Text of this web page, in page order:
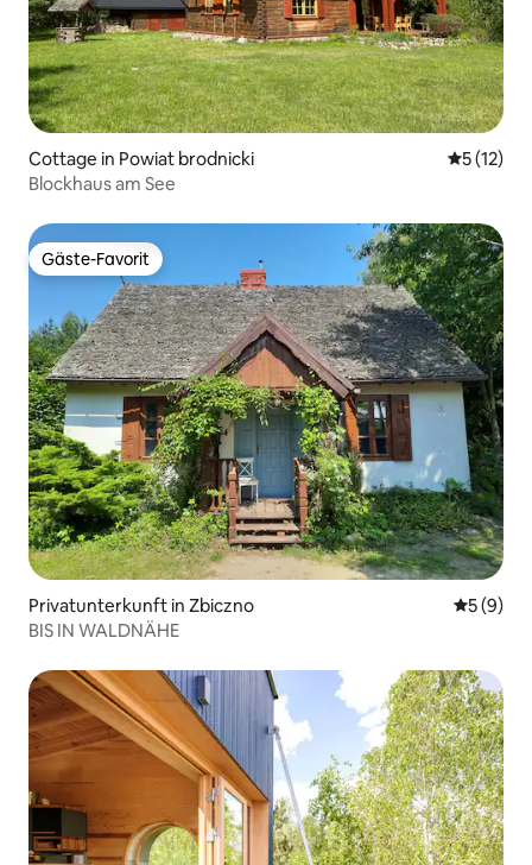
Cottage in Powiat brodnicki
5 (12)
Blockhaus am See
Gäste-Favorit
Gäste-Favorit
Privatunterkunft in Zbiczno
5 (9)
BIS IN WALDNÄHE